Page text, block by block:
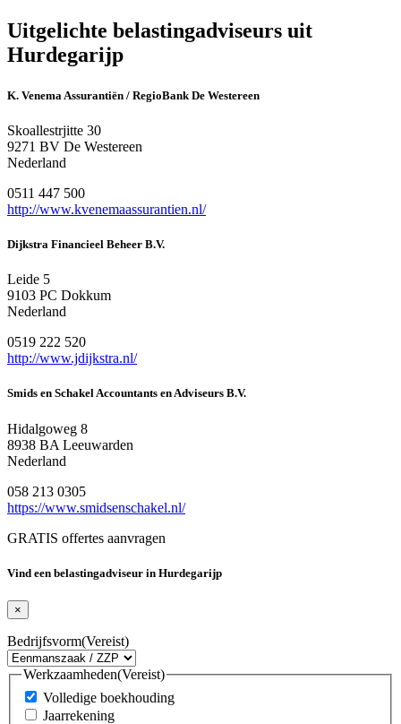
Uitgelichte belastingadviseurs uit
Hurdegarijp
K. Venema Assurantiën / RegioBank De Westereen
Skoallestrjitte 30
9271 BV De Westereen
Nederland
0511 447 500
http://www.kvenemaassurantien.nl/
Dijkstra Financieel Beheer B.V.
Leide 5
9103 PC Dokkum
Nederland
0519 222 520
http://www.jdijkstra.nl/
Smids en Schakel Accountants en Adviseurs B.V.
Hidalgoweg 8
8938 BA Leeuwarden
Nederland
058 213 0305
https://www.smidsenschakel.nl/
GRATIS offertes aanvragen
Vind een belastingadviseur in Hurdegarijp
×
Bedrijfsvorm(Vereist)
Werkzaamheden(Vereist)
Volledige boekhouding
Jaarrekening